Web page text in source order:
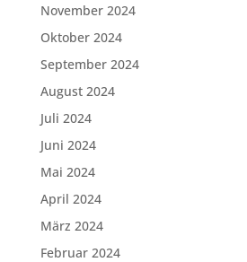
November 2024
Oktober 2024
September 2024
August 2024
Juli 2024
Juni 2024
Mai 2024
April 2024
März 2024
Februar 2024